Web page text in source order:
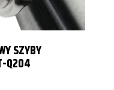
SZYBY
Q204